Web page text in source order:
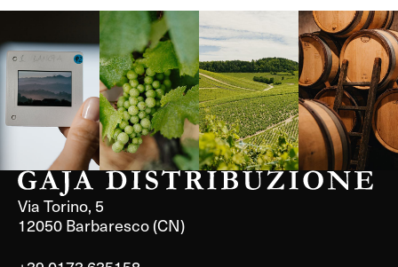
Langa, 1977 Borgogna,
Francia
Borgogna,
Francia
Instagram
Via Torino, 5
12050 Barbaresco (CN)